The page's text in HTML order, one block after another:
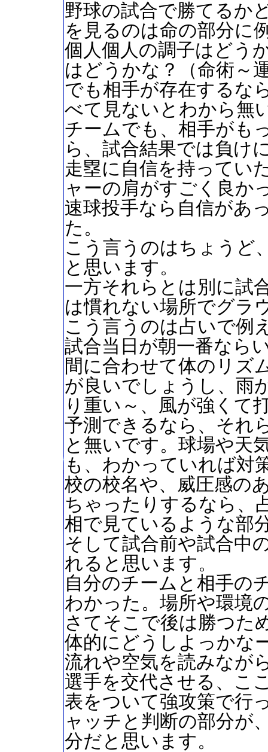
野球の試合で勝てるか
を見るのは命の部分に
個人個人の調子はどう
はどうかな？（命術～
でも相手が存在するな
べて見ないとわから無
チームでも、相手がも
ら、試合結果では負け
走塁に自信を持ってい
ャーの肩がすごく良か
速球投手なら自信があ
た。
こう言うのはちょうど
と思います。
一方それらとは別に試
は慣れない場所でグラ
こう言うのは占いで例
試合当日が朝一番なら
間に合わせて体のリズ
が良いでしょうし、雨
り重い～、風が強くて
予測できるなら、それ
と無いです。球場や天
も、わかっていれば対
校の校名や、威圧感の
ちゃったりするなら、
相で見ているような部
そして試合前や試合中
れると思います。
自分のチームと相手の
わかった。場所や環境
さてそこで後は勝つた
体的にどうしよっかな
流れや空気を読みなが
選手を交代させる、こ
表をついて強攻策で行
ャッチと判断の部分が
分だと思います。